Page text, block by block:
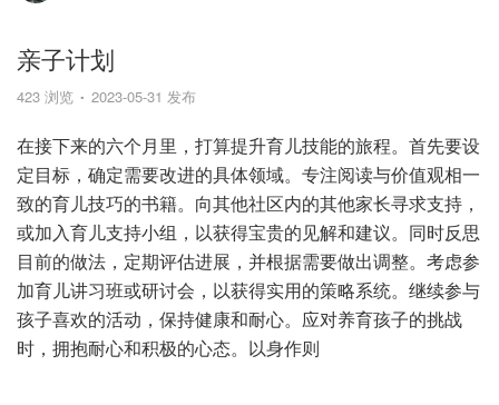
亲子计划
423 浏览 2023-05-31 发布
在接下来的六个月里，打算提升育儿技能的旅程。首先要设
定目标，确定需要改进的具体领域。专注阅读与价值观相一
致的育儿技巧的书籍。向其他社区内的其他家长寻求支持，
或加入育儿支持小组，以获得宝贵的见解和建议。同时反思
目前的做法，定期评估进展，并根据需要做出调整。考虑参
加育儿讲习班或研讨会，以获得实用的策略系统。继续参与
孩子喜欢的活动，保持健康和耐心。应对养育孩子的挑战
时，拥抱耐心和积极的心态。以身作则